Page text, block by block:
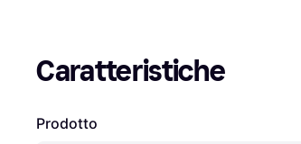
Caratteristiche
Prodotto